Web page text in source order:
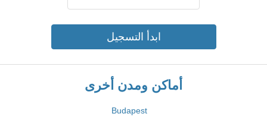
ابدأ التسجيل
أماكن ومدن أخرى
Budapest